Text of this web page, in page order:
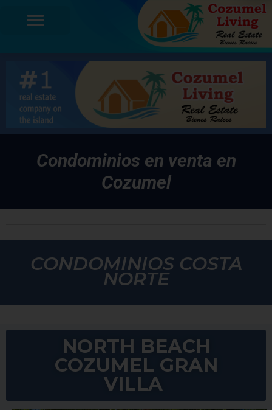
Condominios en venta en
Cozumel
CONDOMINIOS COSTA
NORTE
NORTH BEACH
COZUMEL GRAN
VILLA